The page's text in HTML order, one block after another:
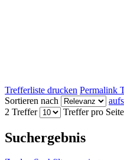
Trefferliste drucken Permalink
Sortieren nach
2 Treffer
Treffer pro Seite
Suchergebnis